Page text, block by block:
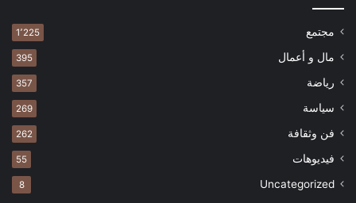
مجتمع 1٬225
مال و أعمال 395
رياضة 357
سياسة 269
فن وثقافة 262
فيديوهات 55
Uncategorized
8